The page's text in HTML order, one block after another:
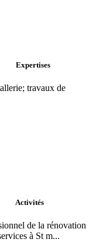
Expertises
travaux de
Activités
de la rénovation
à St m...